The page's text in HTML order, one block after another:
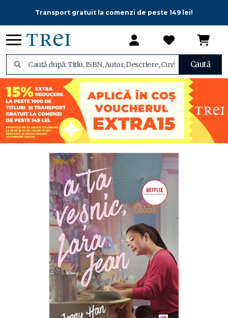
Transport gratuit la comenzi de peste 149 lei!
Caută